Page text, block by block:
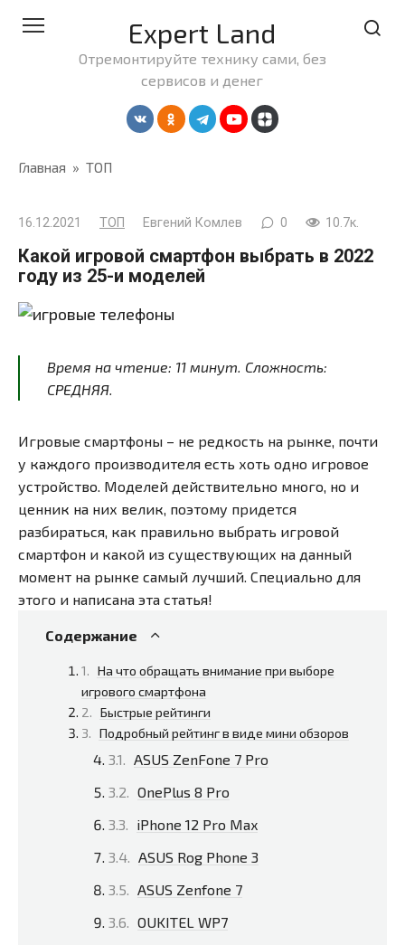
Expert Land
Отремонтируйте технику сами, без
сервисов и денег
Главная » ТОП
16.12.2021 ТОП Евгений Комлев 0 10.7к.
Какой игровой смартфон выбрать в 2022
году из 25-и моделей
Время на чтение: 11 минут . Сложность:
СРЕДНЯЯ.
Игровые смартфоны – не редкость на рынке, почти
у каждого производителя есть хоть одно игровое
устройство. Моделей действительно много, но и
ценник на них велик, поэтому придется
разбираться, как правильно выбрать игровой
смартфон и какой из существующих на данный
момент на рынке самый лучший. Специально для
этого и написана эта статья!
Содержание
На что обращать внимание при выборе
игрового смартфона
Быстрые рейтинги
Подробный рейтинг в виде мини обзоров
ASUS ZenFone 7 Pro
OnePlus 8 Pro
iPhone 12 Pro Max
ASUS Rog Phone 3
ASUS Zenfone 7
OUKITEL WP7